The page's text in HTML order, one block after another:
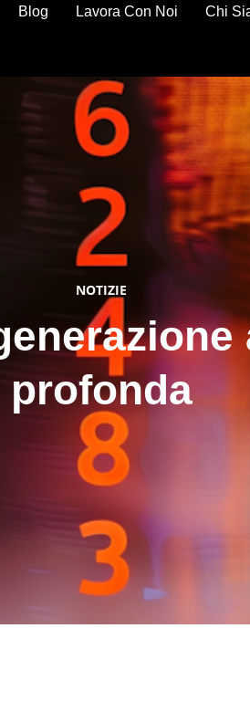
Blog Lavora Con Noi Chi
NOTIZIE
profonda